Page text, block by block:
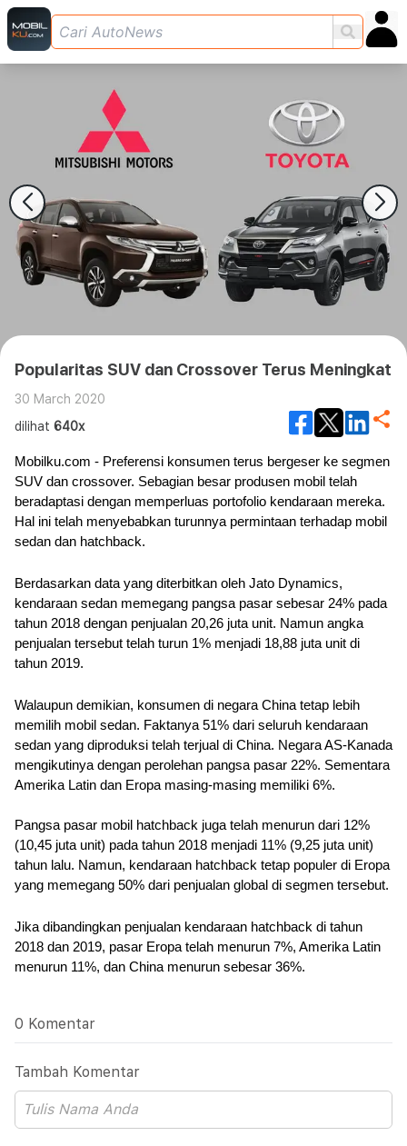
Popularitas SUV dan Crossover Terus Meningkat
30 March 2020
dilihat 640x
Mobilku.com - Preferensi konsumen terus bergeser ke segmen
SUV dan crossover. Sebagian besar produsen mobil telah
beradaptasi dengan memperluas portofolio kendaraan mereka.
Hal ini telah menyebabkan turunnya permintaan terhadap mobil
sedan dan hatchback.
Berdasarkan data yang diterbitkan oleh Jato Dynamics,
kendaraan sedan memegang pangsa pasar sebesar 24% pada
tahun 2018 dengan penjualan 20,26 juta unit. Namun angka
penjualan tersebut telah turun 1% menjadi 18,88 juta unit di
tahun 2019.
Walaupun demikian, konsumen di negara China tetap lebih
memilih mobil sedan. Faktanya 51% dari seluruh kendaraan
sedan yang diproduksi telah terjual di China. Negara AS-Kanada
mengikutinya dengan perolehan pangsa pasar 22%. Sementara
Amerika Latin dan Eropa masing-masing memiliki 6%.
Pangsa pasar mobil hatchback juga telah menurun dari 12%
(10,45 juta unit) pada tahun 2018 menjadi 11% (9,25 juta unit)
tahun lalu. Namun, kendaraan hatchback tetap populer di Eropa
yang memegang 50% dari penjualan global di segmen tersebut.
Jika dibandingkan penjualan kendaraan hatchback di tahun
2018 dan 2019, pasar Eropa telah menurun 7%, Amerika Latin
menurun 11%, dan China menurun sebesar 36%.
0 Komentar
Tambah Komentar